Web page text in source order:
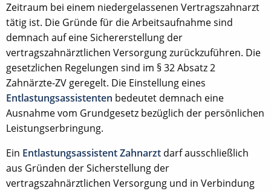
Zeitraum bei einem niedergelassenen Vertragszahnarzt
tätig ist. Die Gründe für die Arbeitsaufnahme sind
demnach auf eine Sichererstellung der
vertragszahnärztlichen Versorgung zurückzuführen. Die
gesetzlichen Regelungen sind im § 32 Absatz 2
Zahnärzte-ZV geregelt. Die Einstellung eines
Entlastungsassistenten bedeutet demnach eine
Ausnahme vom Grundgesetz bezüglich der persönlichen
Leistungserbringung.
Ein Entlastungsassistent Zahnarzt darf ausschließlich
aus Gründen der Sicherstellung der
vertragszahnärztlichen Versorgung und in Verbindung